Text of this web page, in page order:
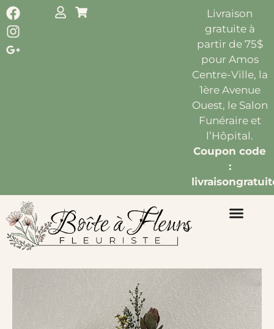
Livraison
gratuite à
partir de 75$
pour Amos
Centre-Ville, la
1ère Avenue
Ouest, le Salon
Funéraire et
l’Hôpital.
Coupon code
: